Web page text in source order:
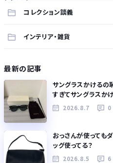
コレクション談義
インテリア・雑貨
最新の記事
サングラスかけるの
すぎてサングラスか
2026.8.7 0
おっさんが使っても
ッグ使ってる？
2026.8.5 6